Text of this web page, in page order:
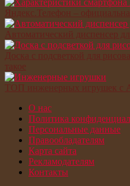
Яндекс.Телефон –
Автоматический диспенсер
Доска с подсветкой для
такое
ТОП инженерных игрушек с
О нас
Политика
Персональные данные
Правообладателям
Карта сайта
Рекламодателям
Контакты